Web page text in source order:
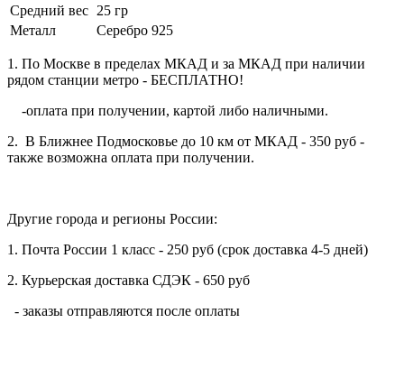
Средний вес 25 гр
Металл
Серебро 925
1. По Москве в пределах МКАД и за МКАД при наличии
рядом станции метро - БЕСПЛАТНО!
-оплата при получении, картой либо наличными.
2. В Ближнее Подмосковье до 10 км от МКАД - 350 руб -
также возможна оплата при получении.
Другие города и регионы России:
1. Почта России 1 класс - 250 руб (срок доставка 4-5 дней)
2. Курьерская доставка СДЭК - 650 руб
- заказы отправляются после оплаты